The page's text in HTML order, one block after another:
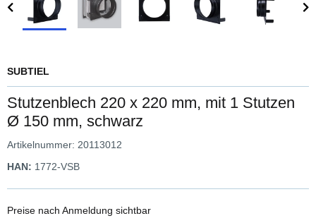
SUBTIEL
Stutzenblech 220 x 220 mm, mit 1 Stutzen
Ø 150 mm, schwarz
Artikelnummer: 20113012
HAN: 1772-VSB
Preise nach Anmeldung sichtbar